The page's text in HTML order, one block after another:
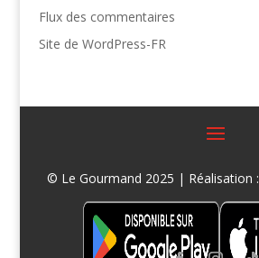
Flux des commentaires
Site de WordPress-FR
© Le Gourmand 2025 | Réalisation :